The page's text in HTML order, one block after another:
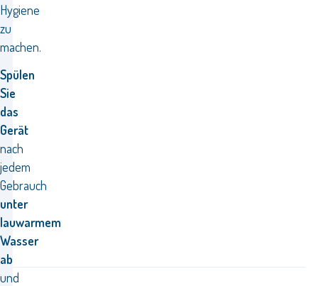
Hygiene
zu
machen.
Spülen
Sie
das
Gerät
nach
jedem
Gebrauch
unter
lauwarmem
Wasser
ab
und